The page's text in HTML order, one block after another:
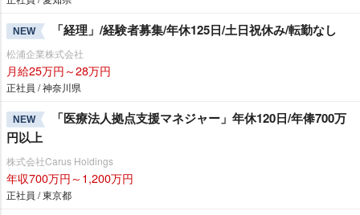
NEW 「経理」/経験者募集/年休125日/土日祝休み/転勤なし
松浦企業株式会社
月給25万円～28万円
正社員 / 神奈川県
NEW
「医療法人拠点支援マネジャー」年休120日/年俸700万
円以上
株式会社Carus Holdings
年収700万円～1,200万円
正社員 / 東京都